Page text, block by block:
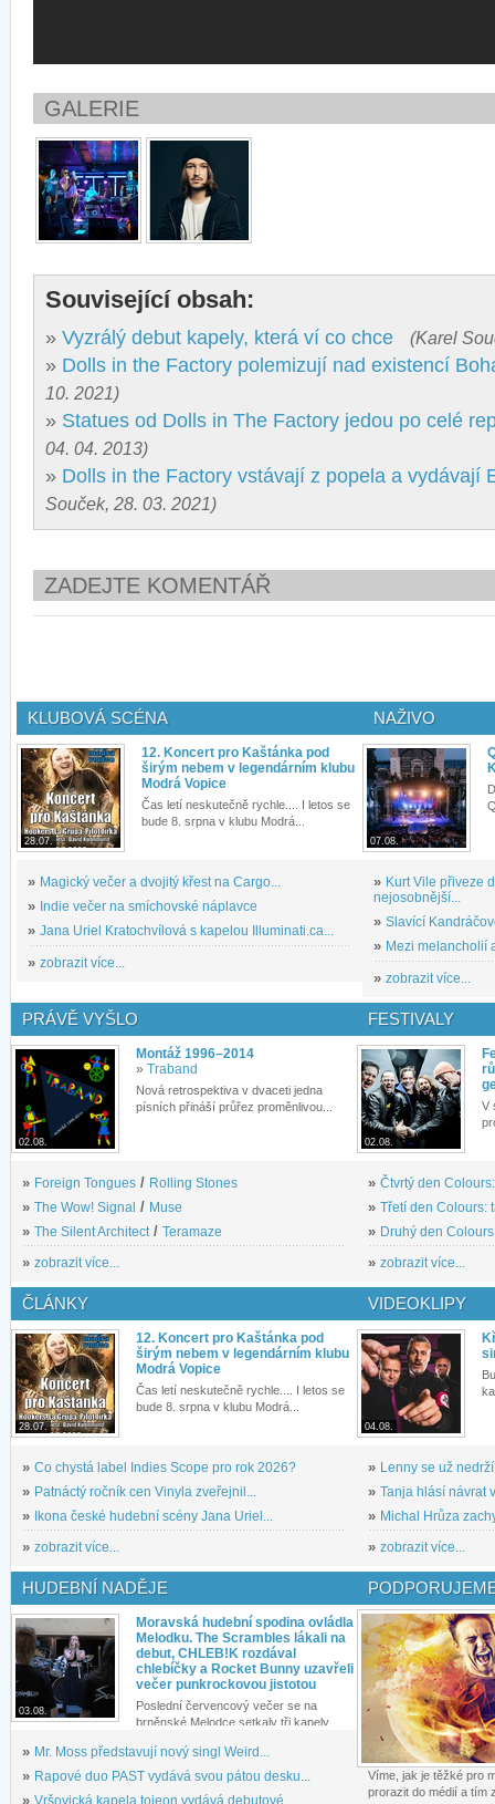
GALERIE
Související obsah:
» Vyzrálý debut kapely, která ví co chce (Karel
» Dolls in the Factory polemizují nad existencí
10. 2021)
» Statues od Dolls in The Factory jedou po celé
04. 04. 2013)
» Dolls in the Factory vstávají z popela a vydávají
Souček, 28. 03. 2021)
ZADEJTE KOMENTÁŘ
KLUBOVÁ SCÉNA
28.07.
12. Koncert pro Kaštánka pod
širým nebem v legendárním klubu
Modrá Vopice
Čas letí neskutečně rychle.... I letos se
bude 8. srpna v klubu Modrá...
» Magický večer a dvojitý křest na Cargo...
» Indie večer na smíchovské náplavce
» Jana Uriel Kratochvílová s kapelou Illuminati.ca...
» zobrazit více...
NAŽIVO
07.08.
» Kurt Vile přiveze
nejosobnější...
» Slavící
» Mezi melancholií
» zobrazit více...
PRÁVĚ VYŠLO
02.08.
Montáž 1996–2014
» Traband
Nová retrospektiva v dvaceti jedna
písních přináší průřez proměnlivou...
» Foreign Tongues / Rolling Stones
» The Wow! Signal / Muse
» The Silent Architect / Teramaze
» zobrazit více...
FESTIVALY
02.08.
V
» Čtvrtý den
» Třetí den Colours:
» Druhý den
» zobrazit více...
ČLÁNKY
28.07.
12. Koncert pro Kaštánka pod
širým nebem v legendárním klubu
Modrá Vopice
Čas letí neskutečně rychle.... I letos se
bude 8. srpna v klubu Modrá...
» Co chystá label Indies Scope pro rok 2026?
» Patnáctý ročník cen Vinyla zveřejnil...
»
Ikona české hudební scény Jana Uriel...
» zobrazit více...
VIDEOKLIPY
04.08.
» Lenny se už
» Tanja hlásí návrat
» Michal Hrůza
» zobrazit více...
HUDEBNÍ NADĚJE
03.08.
Moravská hudební spodina ovládla
Melodku. The Scrambles lákali na
debut, CHLEB!K rozdával
chlebíčky a Rocket Bunny uzavřeli
večer punkrockovou jistotou
Poslední červencový večer se na
brněnské Melodce setkaly tři kapely...
» Mr. Moss představují nový singl Weird...
» Rapové duo PAST vydává svou pátou desku...
Víme, jak je těžké pro
prorazit do médií a tím